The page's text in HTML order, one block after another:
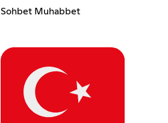
Sohbet Muhabbetㅤㅤㅤㅤㅤㅤㅤㅤㅤㅤㅤㅤㅤㅤㅤ